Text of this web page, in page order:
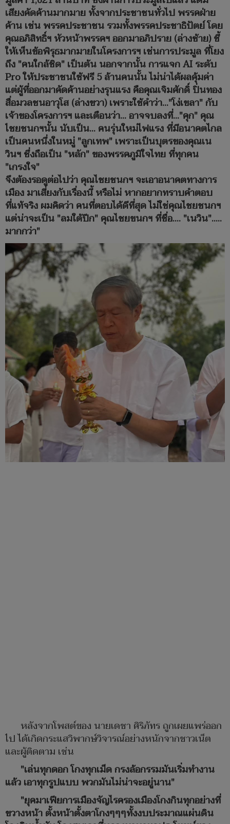
เสียงคัดค้านมากมาย​ ทั้งจากประชาชนทั่วไป​ พรรคฝ่าย
ค้าน​ เช่น​ พรรคประชาชน รวมทั้งพรรคประชาธิป​ั​ตย์​ โดย
คุณอภิสิทธิ์​ฯ​ หัวหน้าพรรคฯ​ ออกมาอภิปราย​ (ล่างซ้าย) ชี้
ให้เห็นข้อพิรุธ​มากมายในโครงการฯ​ เช่นการประมูล​ ที่โยง
ถึง​ "คนใกล้ชิด" เป็นต้น นอกจากนั้น​ การแจก AI​ ระดับ​
Pro ให้ประชาชนใช้ฟรี​ 5​ ล้านคนนั้น​ ไม่น่าได้ผลคุ้มค่า
แต่ผู้ที่ออกมาคัดค้านอย่างรุนแรง​ คือคุณเจิมศัก​ดิ์​ ปิ่นทอง​
สื่อมวลชนอาวุโส​ (ล่างขวา) เพราะใช้คำว่า..."โง่เขลา" กับ
เจ้าของโครงการฯ​ และเตือนว่า... อาจจบลงที่​..."คุก" คุณ​
ไชยชนกฯนั้น​ นับเป็น... คนรุ่นใหม่ไฟแรง​ ที่มีอนาคตไกล​
เป็นคนหนึ่งในหมู่​ "ลูก​เทพ" เพราะเป็นบุตรของคุณเน
วินฯ​ ซึ่งถือเป็น​ "หลัก" ของพรรคภูมิใจ​ไทย​ ที่ทุกคน​
"เกรงใจ"
จึงต้องรอดูต่อไปว่า​ คุณ​ไชยชนกฯ​ จะเอาอนาคตทางการ
เมือง​ มาเสี่ยงกับเรื่องนี้​ หรือไม่ หากอยากทราบคำตอบ
ที่แท้จริง​ ผมคิดว่า​ คนที่ตอบได้ดีที่สุด​ ไม่ใช่คุณ​ไชยชนกฯ​
แต่น่าจะเป็น​ "ลมใต้ปีก" คุณ​ไชยขนกฯ​ ที่ชื่อ.... "เนวิน".....
มากกว่า"
หลังจากโพสต์ของ นายเดชา ศิริภัทร ถูกเผยแพร่ออก
ไป ได้เกิดกระแสวิพากษ์วิจารณ์อย่างหนักจากชาวเน็ต
และผู้ติดตาม เช่น
"เล่นทุกดอก โกงทุกเม็ด กรงล้อกรรมมันเริ่มทำงาน
แล้ว เอาทุกรูปแบบ พวกมันไม่น่าจะอยู่นาน"
"ยุคมาเฟียการเมืองจัญไรครองเมืองโกงกินทุกอย่างที่
ขวางหน้า ตั้งหน้าตั้งตาโกงๆๆๆทั้งงบประมาณแผ่นดิน